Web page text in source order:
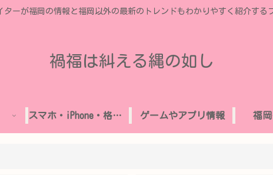
ターが福岡の情報と福岡以外の最新のトレンドもわかりやすく紹介する
禍福は糾える縄の如し
スマホ・iPhone・格安SIM ゲームやアプリ情報 福